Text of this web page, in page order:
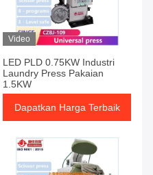
Video
LED PLD 0.75KW Industri
Laundry Press Pakaian
1.5KW
Dapatkan Harga Terbaik